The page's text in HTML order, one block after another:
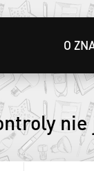
O
nie